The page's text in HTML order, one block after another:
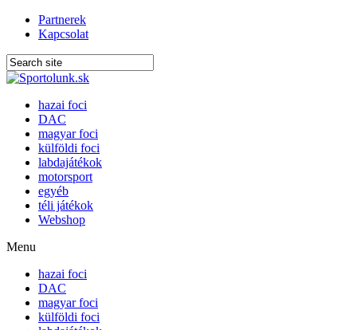
Partnerek
Kapcsolat
hazai foci
DAC
magyar foci
külföldi foci
labdajátékok
motorsport
egyéb
téli játékok
Webshop
Menu
hazai foci
DAC
magyar foci
külföldi foci